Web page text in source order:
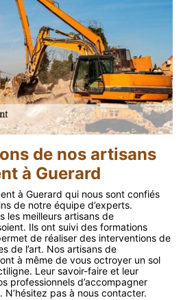
de nos artisans
à Guerard
à Guerard qui nous sont confiés
de notre équipe d’experts.
les meilleurs artisans de
Ils ont suivi des formations
de réaliser des interventions de
de l’art. Nos artisans de
à même de vous octroyer un sol
Leur savoir-faire et leur
professionnels d’accompagner
pas à nous contacter.